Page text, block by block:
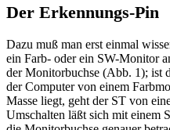
Der Erkennungs-Pin
Dazu muß man erst einmal
ein Farb- oder ein SW-Monitor
der Monitorbuchse (Abb. 1); ist
der Computer von einem
Masse liegt, geht der ST von
Umschalten läßt sich mit einem